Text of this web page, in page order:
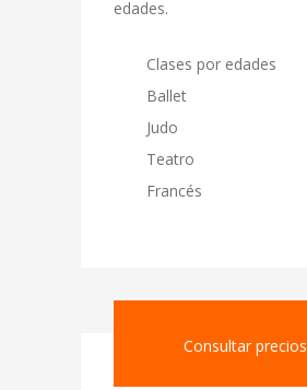
edades.
Clases por edades
Ballet
Judo
Teatro
Francés
Consultar precios